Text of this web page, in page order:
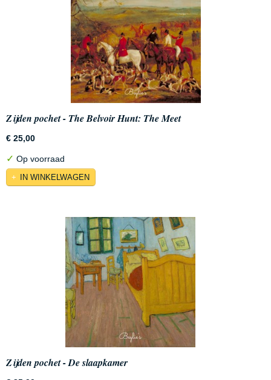
Zijden pochet - The Belvoir Hunt: The Meet
€ 25,00
✓ Op voorraad
IN WINKELWAGEN
Zijden pochet - De slaapkamer